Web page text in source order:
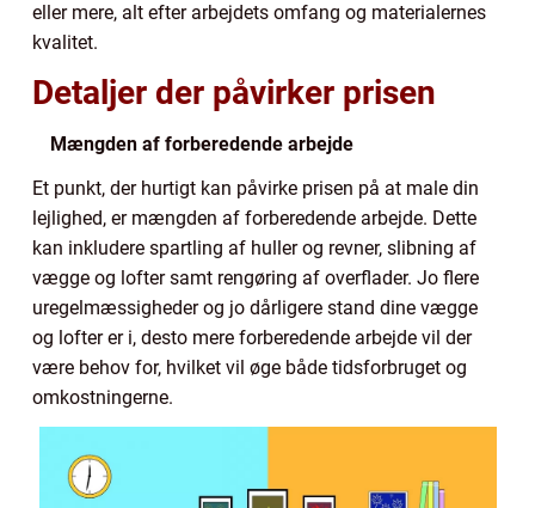
eller mere, alt efter arbejdets omfang og materialernes
kvalitet.
Detaljer der påvirker prisen
Mængden af forberedende arbejde
Et punkt, der hurtigt kan påvirke prisen på at male din
lejlighed, er mængden af forberedende arbejde. Dette
kan inkludere spartling af huller og revner, slibning af
vægge og lofter samt rengøring af overflader. Jo flere
uregelmæssigheder og jo dårligere stand dine vægge
og lofter er i, desto mere forberedende arbejde vil der
være behov for, hvilket vil øge både tidsforbruget og
omkostningerne.